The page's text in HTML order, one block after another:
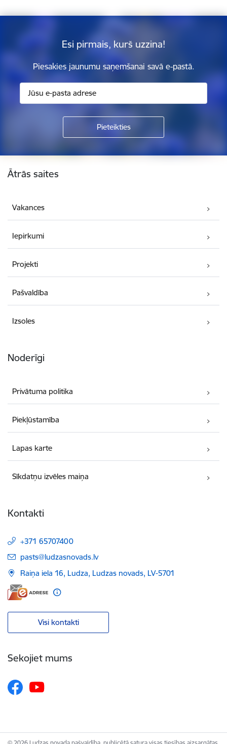
Esi pirmais, kurš uzzina!
Piesakies jaunumu saņemšanai savā e-pastā.
Kājene
Ātrās saites
Vakances
Iepirkumi
Projekti
Pašvaldība
Izsoles
Noderīgi
Privātuma politika
Piekļūstamība
Lapas karte
Sīkdatņu izvēles maiņa
Kontakti
+371 65707400
E-pasts:
pasts@ludzasnovads.lv
Raiņa iela 16, Ludza, Ludzas novads, LV-5701
Visi kontakti
Sekojiet mums